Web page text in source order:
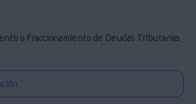
o Fraccionamiento de Deudas Tributarias